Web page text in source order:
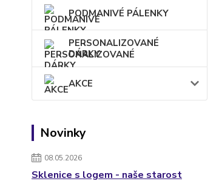
PODMANIVÉ PÁLENKY
PERSONALIZOVANÉ
DÁRKY
AKCE
Novinky
08.05.2026
Sklenice s logem - naše starost